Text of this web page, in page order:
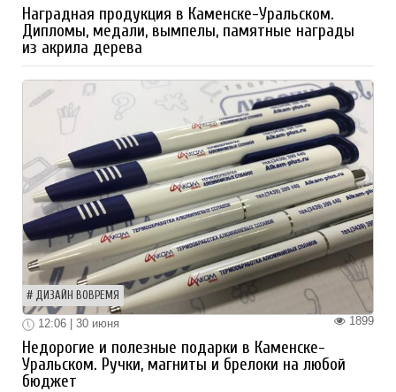
Наградная продукция в Каменске-Уральском.
Дипломы, медали, вымпелы, памятные награды
из акрила дерева
ДИЗАЙН ВОВРЕМЯ
1899
12:06 | 30 июня
Недорогие и полезные подарки в Каменске-
Уральском. Ручки, магниты и брелоки на любой
бюджет